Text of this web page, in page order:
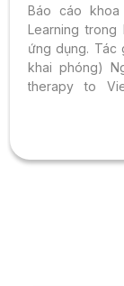
Báo cáo
Learning
ứng dụng. Tác
khai phóng)
therapy to
Poster
Service-
by Royal